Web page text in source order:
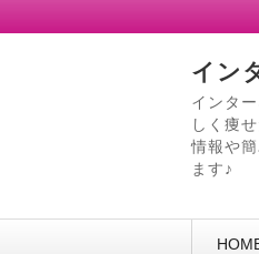
イン
インタ
しく痩
情報や
ます♪